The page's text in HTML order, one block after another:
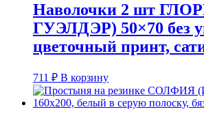
Наволочки 2 шт
ГУЭЛДЭР) 50×70 без
цветочный принт,
711 ₽ В корзину